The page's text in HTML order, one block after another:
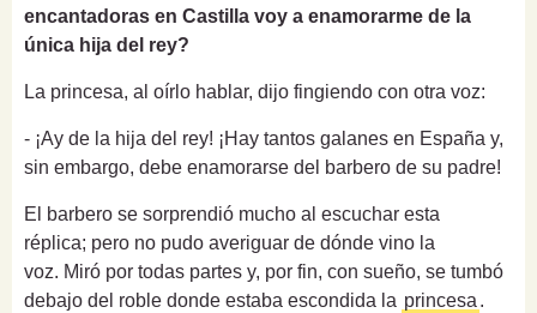
encantadoras en Castilla voy a enamorarme de la
única hija del rey?
La princesa, al oírlo hablar, dijo fingiendo con otra voz:
- ¡Ay de la hija del rey! ¡Hay tantos galanes en España y,
sin embargo, debe enamorarse del barbero de su padre!
El barbero se sorprendió mucho al escuchar esta
réplica; pero no pudo averiguar de dónde vino la
voz. Miró por todas partes y, por fin, con sueño, se tumbó
debajo del roble donde estaba escondida la princesa .